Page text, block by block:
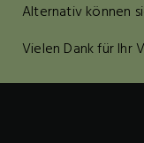
Alternativ können
Vielen Dank für Ihr